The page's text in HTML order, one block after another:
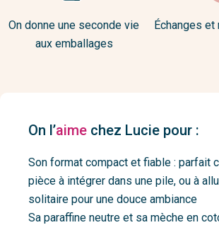
On donne une seconde vie
aux emballages
Échanges
On l’aime chez Lucie pour :
Son format compact et fiable : parfait
pièce à intégrer dans une pile, ou à
solitaire pour une douce ambiance
Sa paraffine neutre et sa mèche en